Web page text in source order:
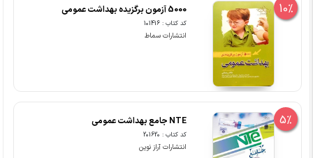
10% 5000 آزمون برگزیده بهداشت عمومی
کد کتاب : 101416
انتشارات سماط
5% NTE جامع بهداشت عمومی
کد کتاب : 201620
انتشارات آراز نوین